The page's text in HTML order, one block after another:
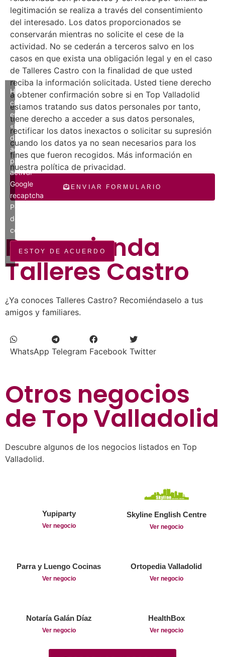
legitimación se realiza a través del consentimiento
del interesado. Los datos proporcionados se
conservarán mientras no solicite el cese de la
actividad. No se cederán a terceros salvo en los
casos en que exista una obligación legal y en el caso
de Talleres Castro con la finalidad de que usted
reciba la información solicitada. Usted tiene derecho
a obtener confirmación sobre si en Top Valladolid
estamos tratando sus datos personales por tanto,
tiene derecho a acceder a sus datos personales,
rectificar los datos inexactos o solicitar su supresión
cuando los datos ya no sean necesarios para los
fines que fueron recogidos. Más información en
nuestra política de privacidad.
Haz
clic
en
«Estoy
de
acuerdo»
para
activar
Google
recaptcha
Política
de
cookies
ESTOY DE ACUERDO
ENVIAR FORMULARIO
Recomienda
Talleres Castro
¿Ya conoces Talleres Castro? Recomiéndaselo a tus
amigos y familiares.
WhatsApp Telegram Facebook Twitter
Otros negocios
de Top Valladolid
Descubre algunos de los negocios listados en Top
Valladolid.
Yupiparty
Ver negocio
Skyline English Centre
Ver negocio
Parra y Luengo Cocinas
Ver negocio
Ortopedia Valladolid
Ver negocio
Notaría Galán Díaz
Ver negocio
HealthBox
Ver negocio